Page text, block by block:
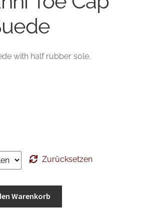
with half rubber sole.
Zurücksetzen
Warenkorb